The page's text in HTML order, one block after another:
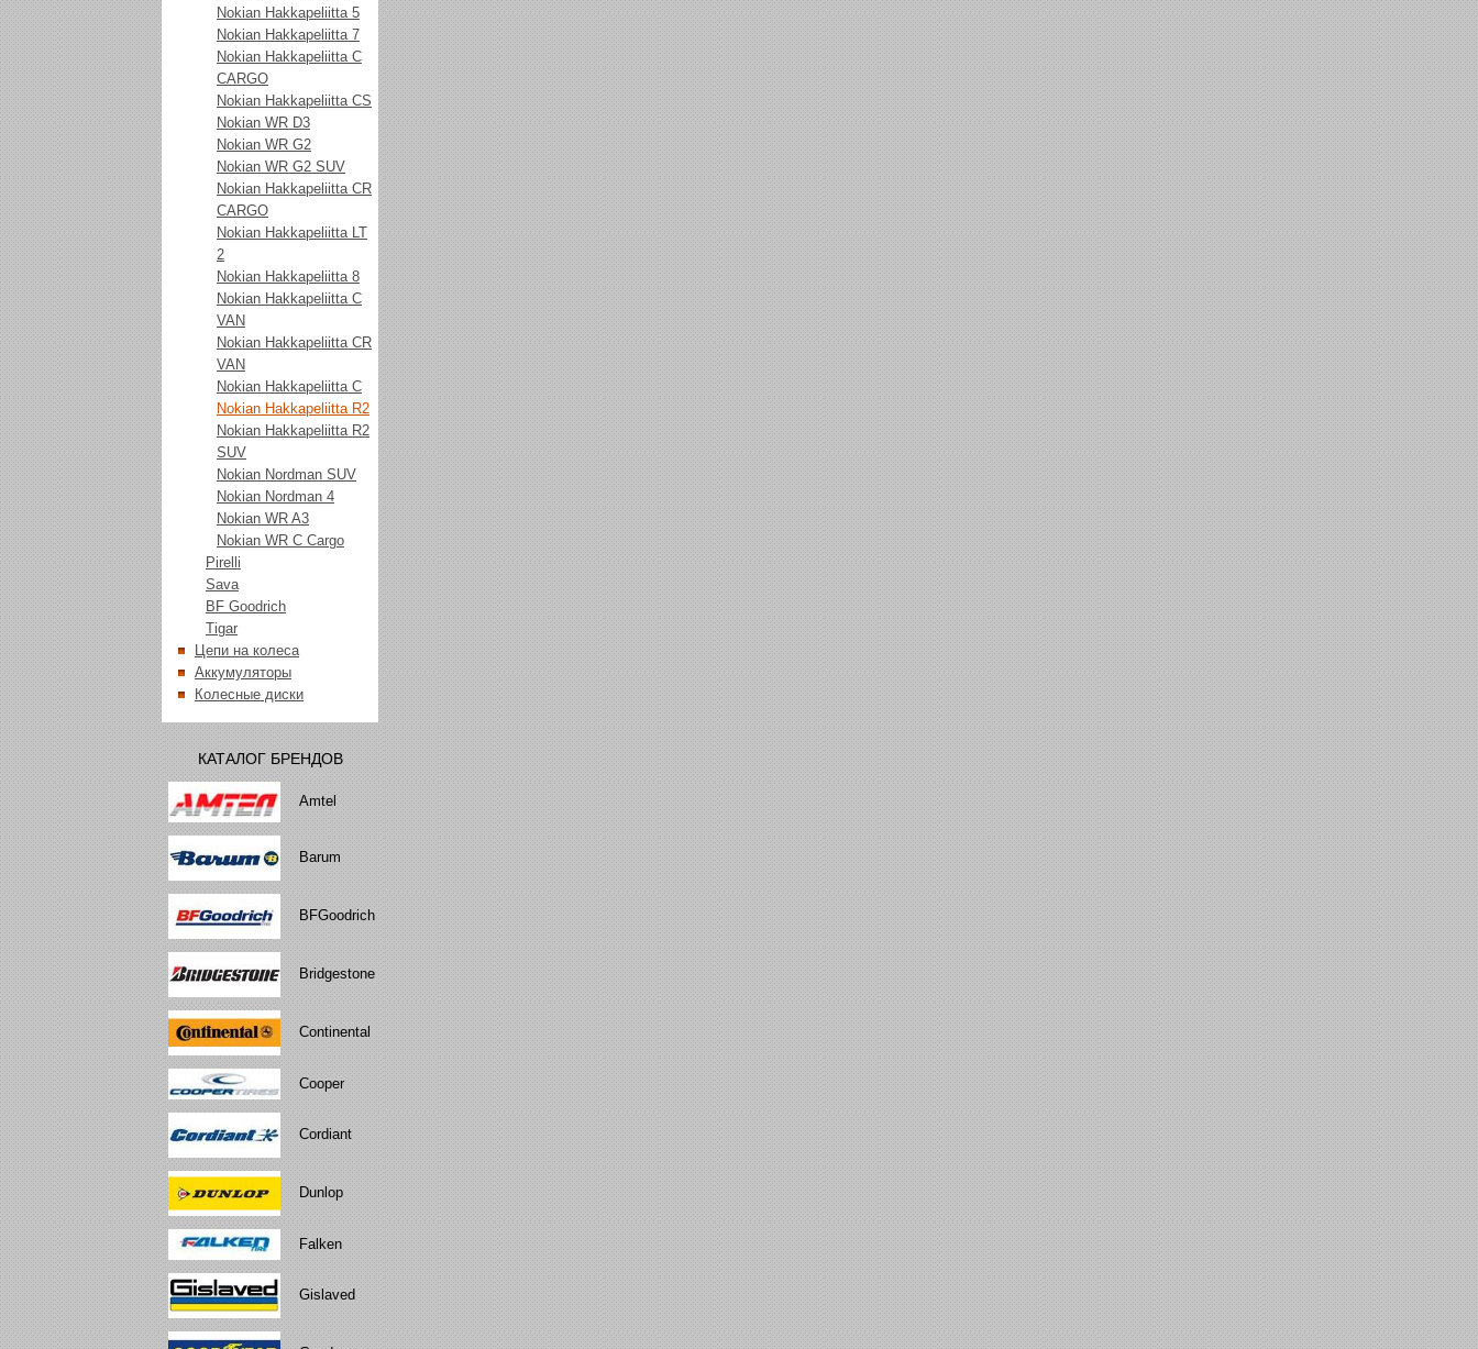
Nokian Hakkapeliitta 5
Nokian Hakkapeliitta 7
Nokian Hakkapeliitta C
CARGO
Nokian Hakkapeliitta CS
Nokian WR D3
Nokian WR G2
Nokian WR G2 SUV
Nokian Hakkapeliitta CR
CARGO
Nokian Hakkapeliitta LT
2
Nokian Hakkapeliitta 8
Nokian Hakkapeliitta C
VAN
Nokian Hakkapeliitta CR
VAN
Nokian Hakkapeliitta C
Nokian Hakkapeliitta R2
Nokian Hakkapeliitta R2
SUV
Nokian Nordman SUV
Nokian Nordman 4
Nokian WR A3
Nokian WR C Cargo
Pirelli
Sava
BF Goodrich
Tigar
Цепи на колеса
Аккумуляторы
Колесные диски
КАТАЛОГ БРЕНДОВ
Amtel
Barum
BFGoodrich
Bridgestone
Continental
Cooper
Cordiant
Dunlop
Falken
Gislaved